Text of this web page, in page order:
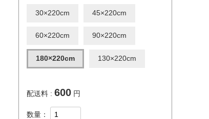
30×220cm 45×220cm
60×220cm 90×220cm
180×220cm 130×220cm
配送料 : 600 円
数量：